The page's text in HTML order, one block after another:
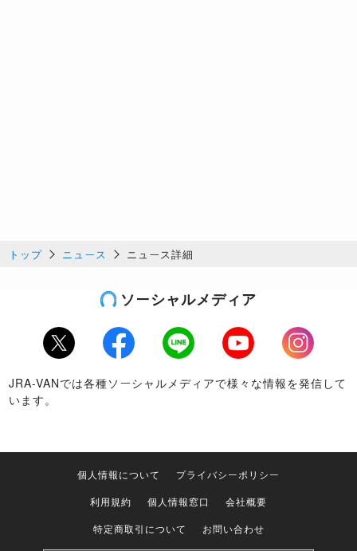
トップ ニュース ニュース詳細
ソーシャルメディア
Twitter Facebook LINE Youtube
Instagram
JRA-VANでは各種ソーシャルメディアで様々な情報を発信して
います。
個人情報について
プライバシーポリシー
利用規約
個人情報窓口
会社概要
特定商取引について
お問い合わせ